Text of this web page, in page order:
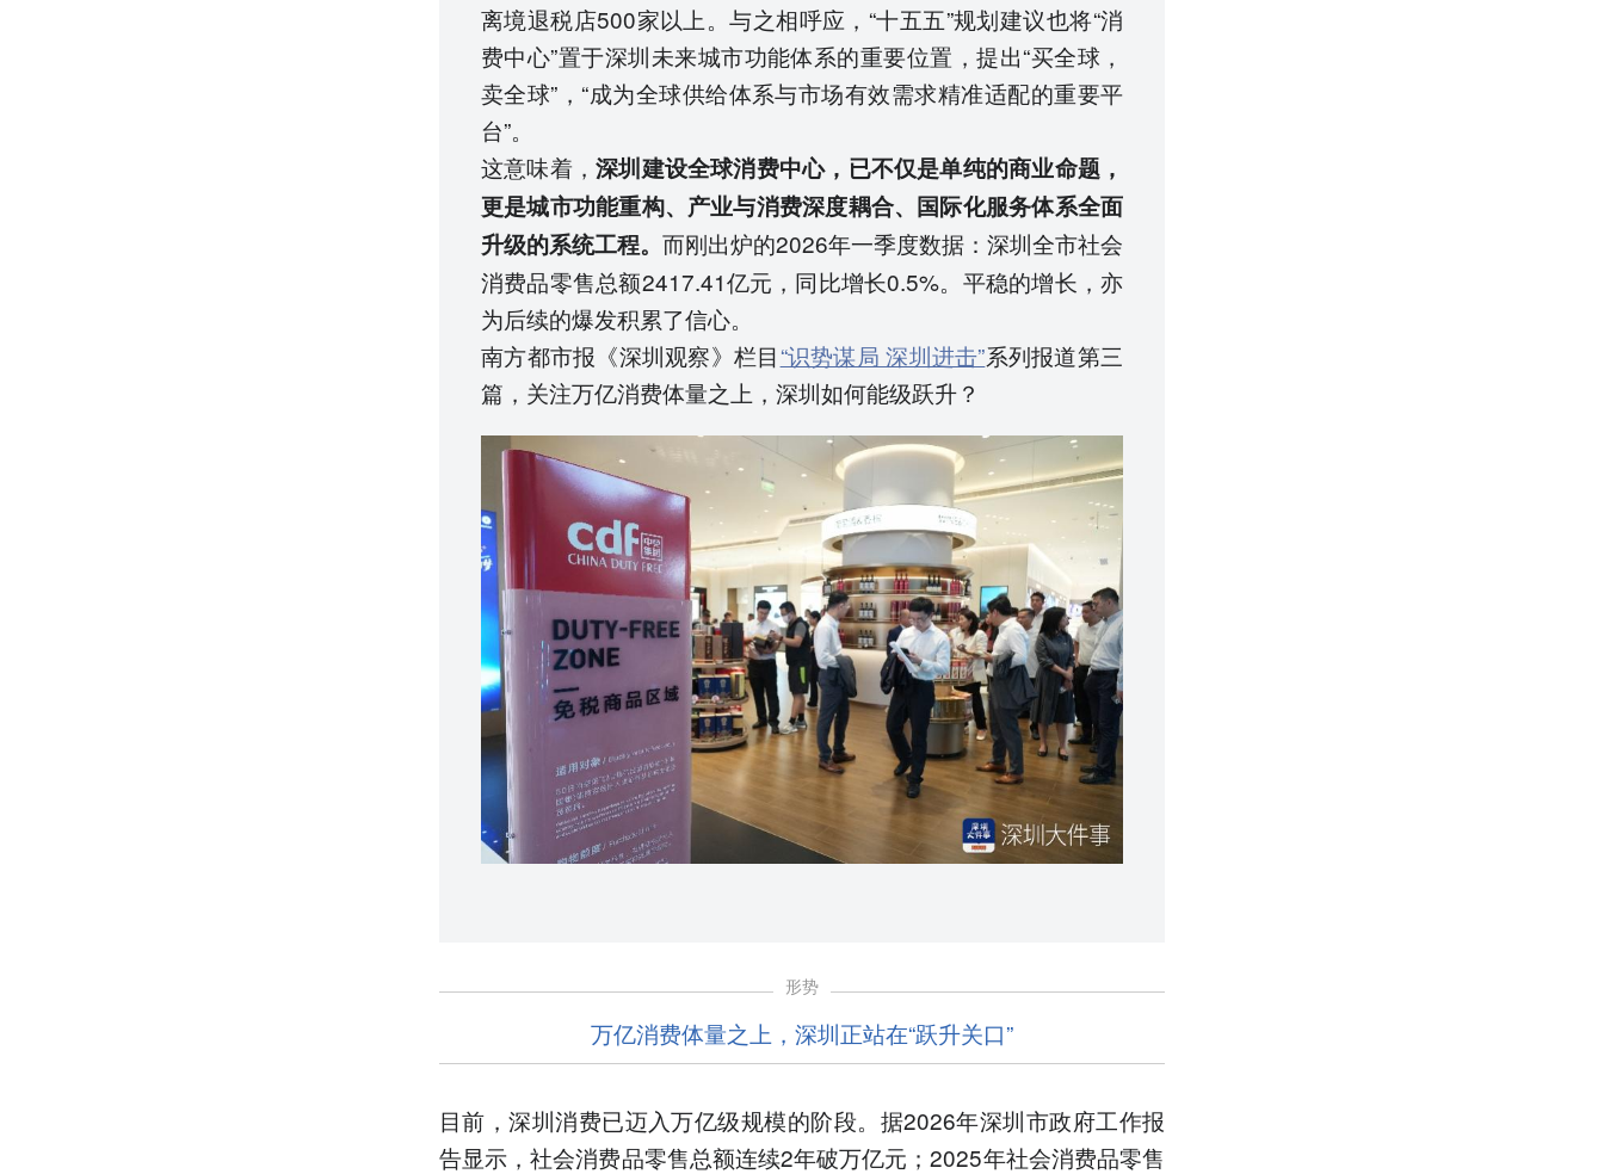
离境退税店500家以上。与之相呼应，“十五五”规划建议也将“消
费中心”置于深圳未来城市功能体系的重要位置，提出“买全球，
卖全球”，“成为全球供给体系与市场有效需求精准适配的重要平
台”。
这意味着，深圳建设全球消费中心，已不仅是单纯的商业命题，
更是城市功能重构、产业与消费深度耦合、国际化服务体系全面
升级的系统工程。 而刚出炉的2026年一季度数据：深圳全市社会
消费品零售总额2417.41亿元，同比增长0.5%。平稳的增长，亦
为后续的爆发积累了信心。
南方都市报《深圳观察》栏目“识势谋局 深圳进击”系列报道第三
篇，关注万亿消费体量之上，深圳如何能级跃升？
形势
万亿消费体量之上，深圳正站在“跃升关口”
目前，深圳消费已迈入万亿级规模的阶段。据2026年深圳市政府工作报
告显示，社会消费品零售总额连续2年破万亿元；2025年社会消费品零售